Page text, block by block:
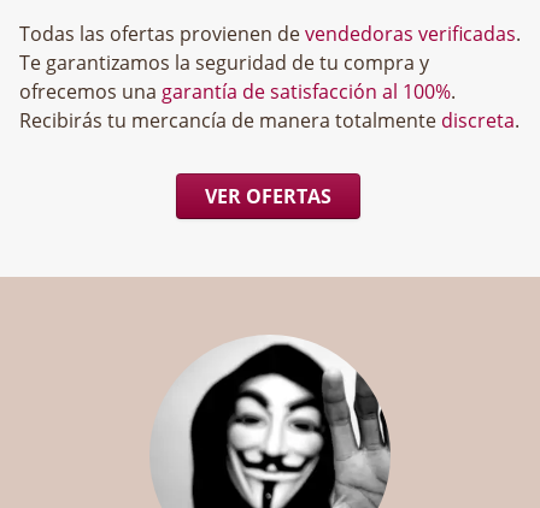
Todas las ofertas provienen devendedoras verificadas.
Te garantizamos la seguridad de tu compra y
ofrecemos una garantía de satisfacción al 100%.
Recibirás tu mercancía de manera totalmente discreta.
VER OFERTAS